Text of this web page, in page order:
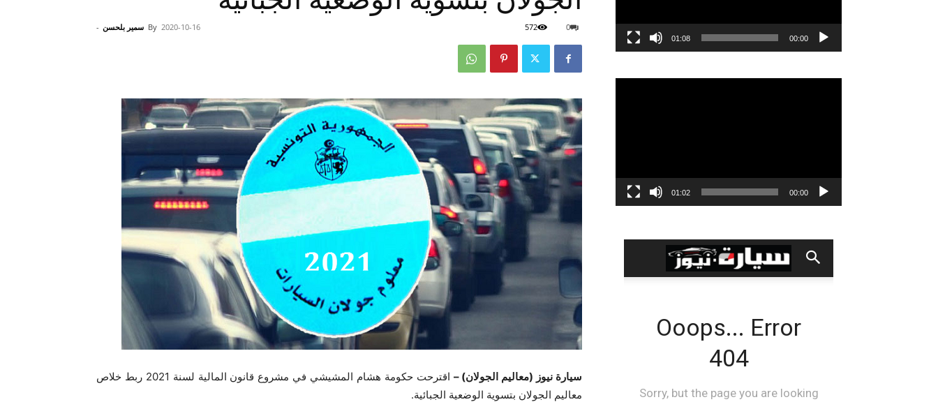
By سمير بلحسن - 2020-10-16 0
572
سيارة نيوز (معاليم الجولان) –
اقترحت حكومة هشام المشيشي في مشروع قانون المالية لسنة 2021 ربط خلاص
معاليم الجولان بتسوية الوضعية الجبائية.
00:00
01:08
00:00
01:02